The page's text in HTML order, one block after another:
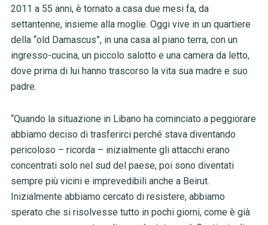
2011 a 55 anni, è tornato a casa due mesi fa, da
settantenne, insieme alla moglie. Oggi vive in un quartiere
della “old Damascus”, in una casa al piano terra, con un
ingresso-cucina, un piccolo salotto e una camera da letto,
dove prima di lui hanno trascorso la vita sua madre e suo
padre.
“Quando la situazione in Libano ha cominciato a peggiorare
abbiamo deciso di trasferirci perché stava diventando
pericoloso – ricorda – inizialmente gli attacchi erano
concentrati solo nel sud del paese, poi sono diventati
sempre più vicini e imprevedibili anche a Beirut.
Inizialmente abbiamo cercato di resistere, abbiamo
sperato che si risolvesse tutto in pochi giorni, come è già